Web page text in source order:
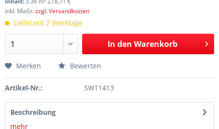
inkl. MwSt.zzgl. Versandkosten
Lieferzeit 7 Werktage
In den Warenkorb
Merken Bewerten
Artikel-Nr.: SW11413
Beschreibung
mehr